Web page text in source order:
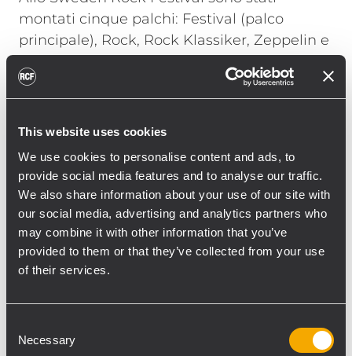
This website uses cookies
We use cookies to personalise content and ads, to
provide social media features and to analyse our traffic.
We also share information about your use of our site with
our social media, advertising and analytics partners who
may combine it with other information that you’ve
provided to them or that they’ve collected from your use
of their services.
Selection
Necessary
montati cinque palchi: Festival (palco
principale), Rock, Rock Klassiker, Zeppelin e
stato alimentato dal sistema audio RCF TT+
con la seguente configurazione:
12 x RCF TTL55-A (elevata potenza, tre canali,
6 x RCF TTS56-A (elevata potenza, uscita alti
attiva nel sistema subwoofer).
Inoltre diversi RCF 4PRO 3002-SMA sono
stati usati come monitor da palco e per le
fill laterali del sistema sul palco hanno usato
RCF 4PRO 6001-A (uscita alti, medium-
alti).